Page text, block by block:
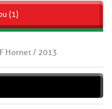
(1)
Hornet / 2013